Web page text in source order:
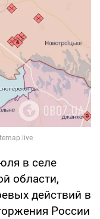
в селе
области,
действий в
России